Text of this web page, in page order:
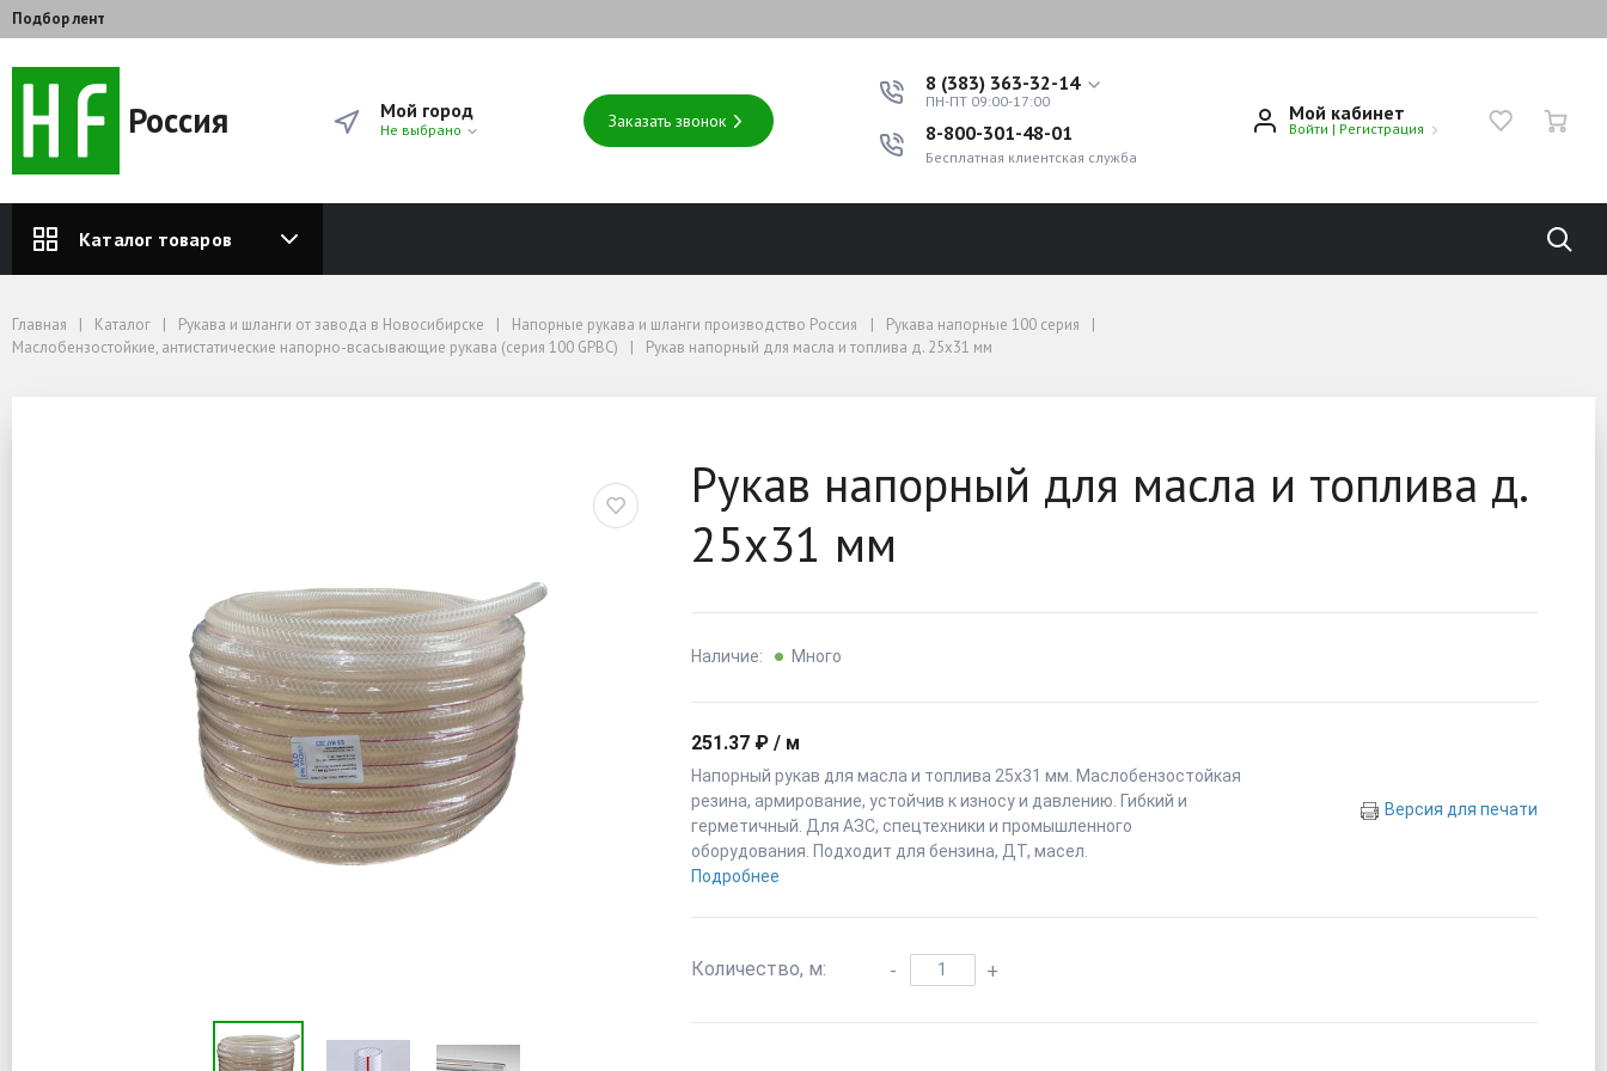
Подбор лент
Россия Мой город
Не выбрано Заказать звонок
8 (383) 363-32-14
ПН-ПТ 09:00-17:00
8-800-301-48-01
Бесплатная клиентская служба
Мой кабинет
Войти | Регистрация
Каталог товаров
Главная
Каталог
Напорные рукава и шланги производство Россия
Рукава напорные 100 серия
Маслобензостойкие, антистатические напорно-всасывающие рукава (серия 100 GPBC)
Главная Каталог Рукава и шланги от завода в Новосибирске Напорные рукава и шланги производство Россия
Рукава напорные 100 серия
Маслобензостойкие, антистатические напорно-всасывающие рукава (серия 100 GPBC)
Рукав напорный для масла и топлива д. 25x31 мм
Рукав напорный для масла и топлива д.
25x31 мм
Наличие: Много
251.37 ₽ / м
Напорный рукав для масла и топлива 25x31 мм. Маслобензостойкая
резина, армирование, устойчив к износу и давлению. Гибкий и
герметичный. Для АЗС, спецтехники и промышленного
оборудования. Подходит для бензина, ДТ, масел.
Подробнее
Версия для печати
Количество, м: - +